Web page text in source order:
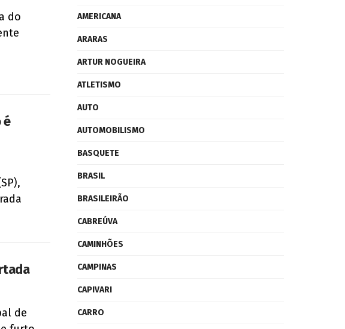
do
é
de
AMERICANA
ARARAS
ARTUR NOGUEIRA
ATLETISMO
AUTO
AUTOMOBILISMO
BASQUETE
BRASIL
BRASILEIRÃO
CABREÚVA
CAMINHÕES
CAMPINAS
CAPIVARI
CARRO